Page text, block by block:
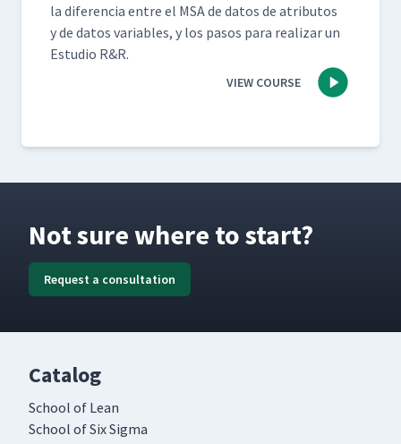
la difer­en­cia entre el MSA de datos de atrib­u­tos
y de datos vari­ables, y los pasos para realizar un
Estu­dio R&R.
VIEW COURSE
Not sure where to start?
Request a consultation
Catalog
School of Lean
School of Six Sigma